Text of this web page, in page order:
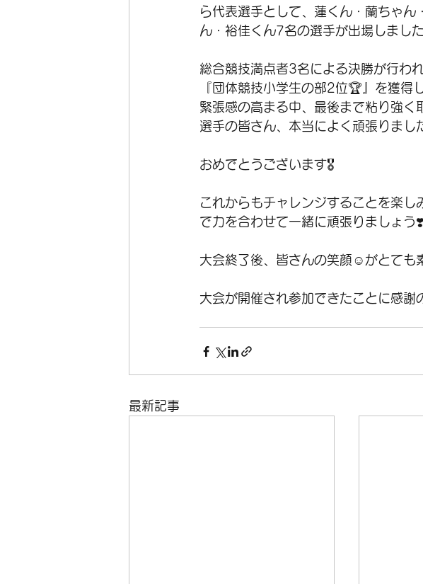
ら代表選手として、蓮くん・蘭ちゃん
ん・裕佳くん7名の選手が出場しまし
総合競技満点者3名による決勝が行わ
『団体競技小学生の部2位🏆』を獲得
緊張感の高まる中、最後まで粘り強く
選手の皆さん、本当によく頑張りまし
おめでとうございます🎖️
これからもチャレンジすることを楽
で力を合わせて一緒に頑張りましょう❣️
大会終了後、皆さんの笑顔☺️がとても
大会が開催され参加できたことに感謝
最新記事